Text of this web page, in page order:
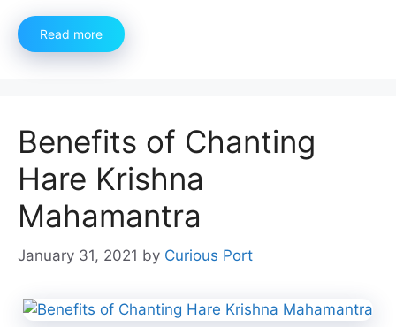
Read more
Benefits of Chanting
Hare Krishna
Mahamantra
January 31, 2021 by Curious Port